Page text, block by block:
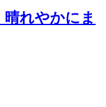
れやかにま